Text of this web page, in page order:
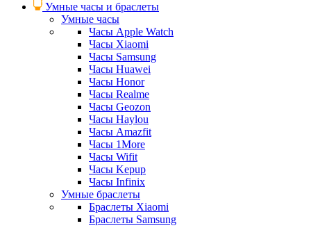
Умные часы и браслеты
Умные часы
Часы Apple Watch
Часы Xiaomi
Часы Samsung
Часы Huawei
Часы Honor
Часы Realme
Часы Geozon
Часы Haylou
Часы Amazfit
Часы 1More
Часы Wifit
Часы Kepup
Часы Infinix
Умные браслеты
Браслеты Xiaomi
Браслеты Samsung